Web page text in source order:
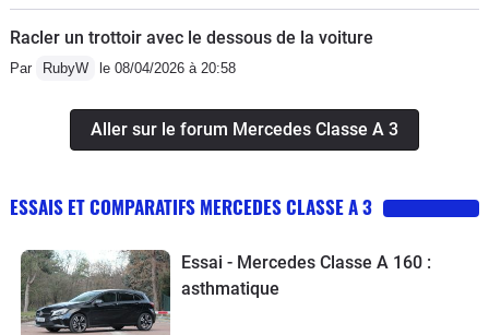
Racler un trottoir avec le dessous de la voiture
Par RubyW le 08/04/2026 à 20:58
Aller sur le forum Mercedes Classe A 3
ESSAIS ET COMPARATIFS MERCEDES CLASSE A 3
Essai - Mercedes Classe A 160 :
asthmatique